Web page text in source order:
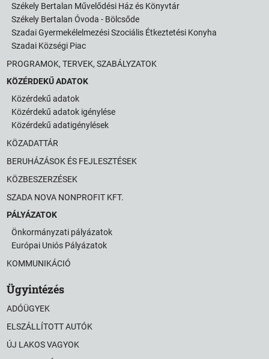
Székely Bertalan Művelődési Ház és Könyvtár
Székely Bertalan Óvoda - Bölcsőde
Szadai Gyermekélelmezési Szociális Étkeztetési Konyha
Szadai Községi Piac
PROGRAMOK, TERVEK, SZABÁLYZATOK
KÖZÉRDEKŰ ADATOK
Közérdekű adatok
Közérdekű adatok igénylése
Közérdekű adatigénylések
KÖZADATTÁR
BERUHÁZÁSOK ÉS FEJLESZTÉSEK
KÖZBESZERZÉSEK
SZADA NOVA NONPROFIT KFT.
PÁLYÁZATOK
Önkormányzati pályázatok
Európai Uniós Pályázatok
KOMMUNIKÁCIÓ
Ügyintézés
ADÓÜGYEK
ELSZÁLLÍTOTT AUTÓK
ÚJ LAKOS VAGYOK